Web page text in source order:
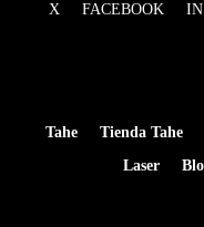
X FACEBOOK
Tahe Tienda Tahe
Laser